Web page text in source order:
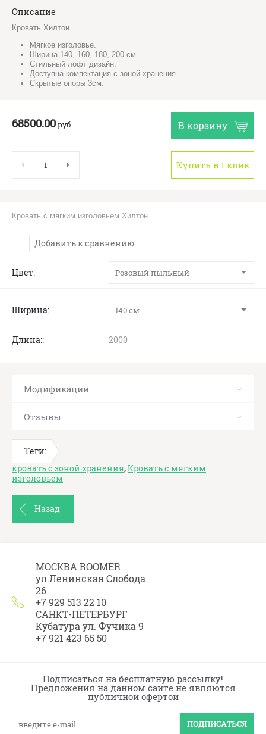
Описание
Кровать Хилтон
Мягкое изголовье.
Ширина 140, 160, 180, 200 см.
Стильный лофт дизайн.
Доступна компектация с зоной хранения.
Скрытые опоры 3см.
68500.00руб. В корзину
Купить в 1 клик
Кровать с мягким изголовьем Хилтон
Добавить к сравнению
Цвет Розовый пыльный
Ширина 140 см
Длина: 2000
Модификации
Отзывы
Теги:
кровать с зоной хранения,Кровать с мягким
изголовьем
Назад
МОСКВА ROOMER
ул.Ленинская Слобода
26
+7 929 513 22 10
САНКТ-ПЕТЕРБУРГ
Кубатура ул. Фучика 9
+7 921 423 65 50
Подписаться на бесплатную рассылку!
Предложения на данном сайте не являются
публичной офертой
ПОДПИСАТЬСЯ